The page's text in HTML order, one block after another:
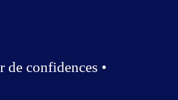
de confidences •